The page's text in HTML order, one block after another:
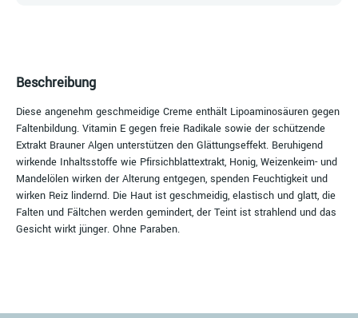
Beschreibung
Diese angenehm geschmeidige Creme enthält Lipoaminosäuren gegen
Faltenbildung. Vitamin E gegen freie Radikale sowie der schützende
Extrakt Brauner Algen unterstützen den Glättungseffekt. Beruhigend
wirkende Inhaltsstoffe wie Pfirsichblattextrakt, Honig, Weizenkeim- und
Mandelölen wirken der Alterung entgegen, spenden Feuchtigkeit und
wirken Reiz lindernd. Die Haut ist geschmeidig, elastisch und glatt, die
Falten und Fältchen werden gemindert, der Teint ist strahlend und das
Gesicht wirkt jünger. Ohne Paraben.